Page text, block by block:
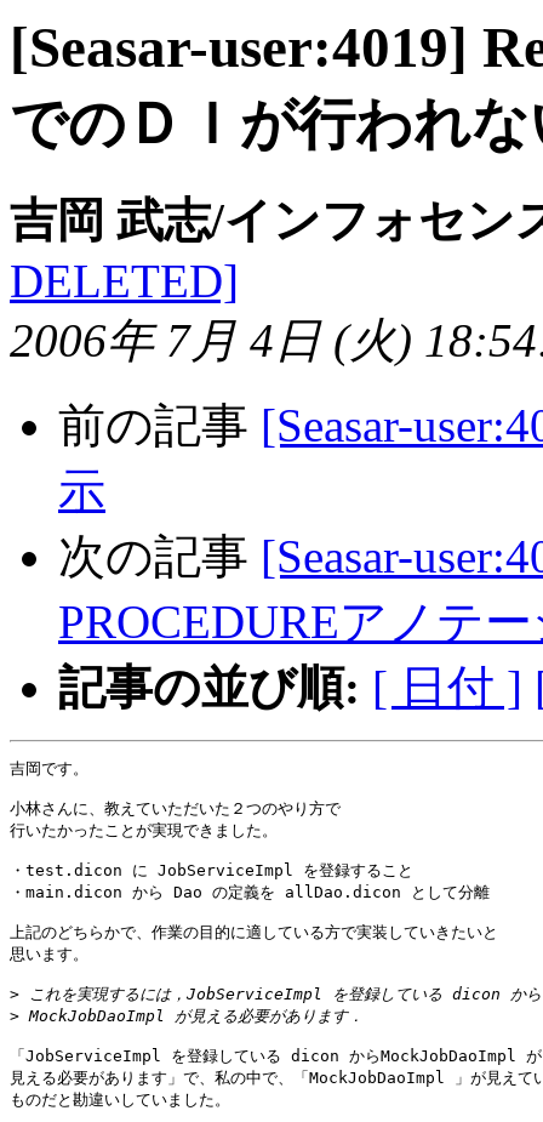
[Seasar-user:4019]
でのＤＩが行われ
吉岡 武志/インフォセン
DELETED]
2006年 7月 4日 (火)
前の記事 [Seasar-
示
次の記事 [Seasar-
PROCEDUREアノテ
記事の並び順: [ 日付 ]
吉岡です。
小林さんに、教えていただいた２つのやり方で
行いたかったことが実現できました。
・test.dicon に JobServiceImpl を登録すること
・main.dicon から Dao の定義を allDao.dicon として分離
上記のどちらかで、作業の目的に適している方で実装していきたいと
思います。
>
>
「JobServiceImpl を登録している dicon からMockJobDaoImpl が
見える必要があります」で、私の中で、「MockJobDaoImpl 」が見えて
ものだと勘違いしていました。